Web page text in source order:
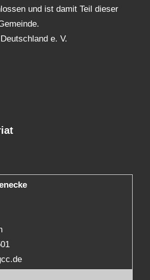
und ist damit Teil dieser
e. V.